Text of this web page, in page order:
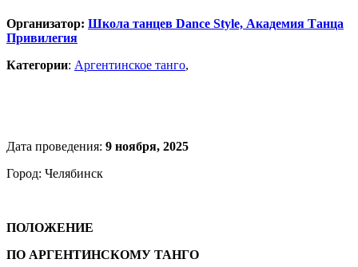
Организатор: Школа танцев Dance Style, Академия Танца
Привилегия
Категории: Аргентинское танго,
Дата проведения: 9 ноября, 2025
Город: Челябинск
ПОЛОЖЕНИЕ
ПО АРГЕНТИНСКОМУ ТАНГО